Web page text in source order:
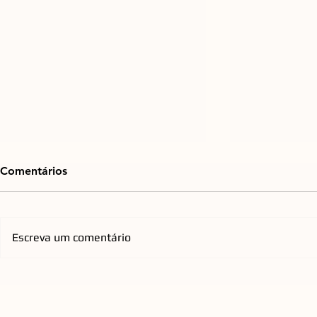
Comentários
Escreva um comentário